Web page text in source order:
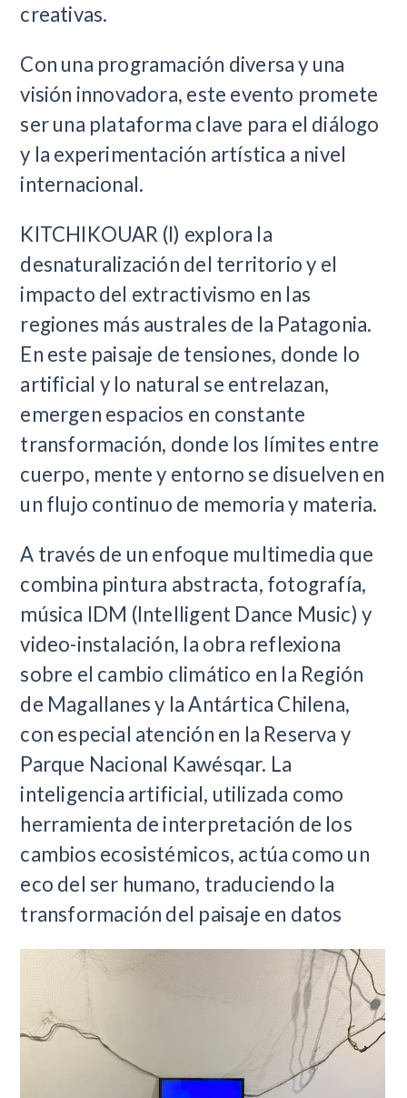
creativas.
Con una programación diversa y una
visión innovadora, este evento promete
ser una plataforma clave para el diálogo
y la experimentación artística a nivel
internacional.
KITCHIKOUAR (I) explora la
desnaturalización del territorio y el
impacto del extractivismo en las
regiones más australes de la Patagonia.
En este paisaje de tensiones, donde lo
artificial y lo natural se entrelazan,
emergen espacios en constante
transformación, donde los límites entre
cuerpo, mente y entorno se disuelven en
un flujo continuo de memoria y materia.
A través de un enfoque multimedia que
combina pintura abstracta, fotografía,
música IDM (Intelligent Dance Music) y
video-instalación, la obra reflexiona
sobre el cambio climático en la Región
de Magallanes y la Antártica Chilena,
con especial atención en la Reserva y
Parque Nacional Kawésqar. La
inteligencia artificial, utilizada como
herramienta de interpretación de los
cambios ecosistémicos, actúa como un
eco del ser humano, traduciendo la
transformación del paisaje en datos